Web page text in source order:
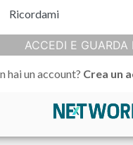
Ricordami
ACCEDI E GUARDA
hai un account? Crea un